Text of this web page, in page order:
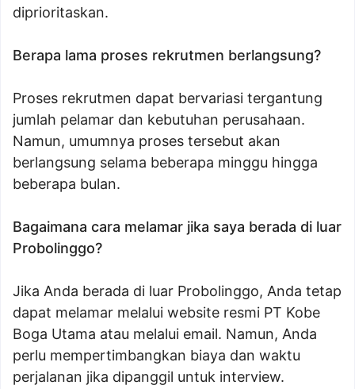
diprioritaskan.
Berapa lama proses rekrutmen berlangsung?
Proses rekrutmen dapat bervariasi tergantung
jumlah pelamar dan kebutuhan perusahaan.
Namun, umumnya proses tersebut akan
berlangsung selama beberapa minggu hingga
beberapa bulan.
Bagaimana cara melamar jika saya berada di luar
Probolinggo?
Jika Anda berada di luar Probolinggo, Anda tetap
dapat melamar melalui website resmi PT Kobe
Boga Utama atau melalui email. Namun, Anda
perlu mempertimbangkan biaya dan waktu
perjalanan jika dipanggil untuk interview.